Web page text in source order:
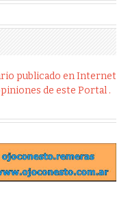
publicado en Internet
de este Portal .